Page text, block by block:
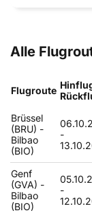
Alle
Flugroute
Brüssel
(BRU) -
Bilbao
(BIO)
-
Genf
(GVA) -
Bilbao
(BIO)
-